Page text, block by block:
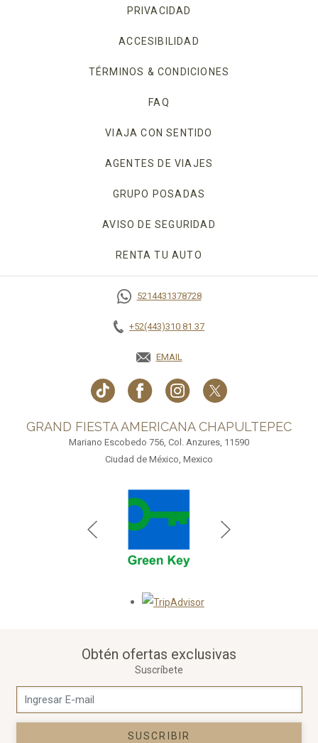
PRIVACIDAD
ACCESIBILIDAD
TÉRMINOS & CONDICIONES
FAQ
VIAJA CON SENTIDO
AGENTES DE VIAJES
GRUPO POSADAS
AVISO DE SEGURIDAD
RENTA TU AUTO
5214431378728
+52(443)310 81 37
EMAIL
GRAND FIESTA AMERICANA CHAPULTEPEC
Mariano Escobedo 756, Col. Anzures, 11590
Ciudad de México, Mexico
Obtén ofertas exclusivas
Suscríbete
SUSCRIBIR